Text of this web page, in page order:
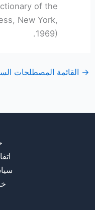
of the
New York,
1969).
→ القائمة المصطلحات